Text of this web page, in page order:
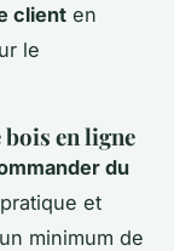
client en
le
en ligne
du
et
minimum de